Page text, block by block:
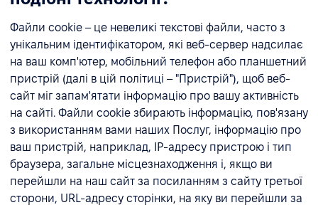
Файли cookie – це невеликі текстові файли, часто з
унікальним ідентифікатором, які веб-сервер надсилає
на ваш комп'ютер, мобільний телефон або планшетний
пристрій (далі в цій політиці – "Пристрій"), щоб веб-
сайт міг запам'ятати інформацію про вашу активність
на сайті. Файли cookie збирають інформацію, пов'язану
з використанням вами наших Послуг, інформацію про
ваш пристрій, наприклад, IP-адресу пристрою і тип
браузера, загальне місцезнаходження і, якщо ви
перейшли на наш сайт за посиланням з сайту третьої
сторони, URL-адресу сторінки, на яку ви перейшли за